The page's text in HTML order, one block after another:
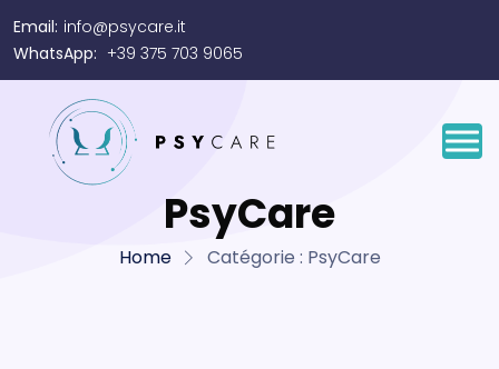
Email: info@psycare.it
WhatsApp: +39 375 703 9065
PsyCare
Home Catégorie : PsyCare